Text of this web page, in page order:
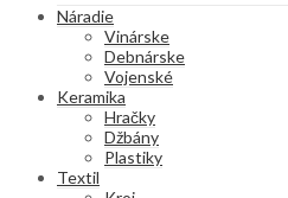
Náradie
Vinárske
Debnárske
Vojenské
Keramika
Hračky
Džbány
Plastiky
Textil